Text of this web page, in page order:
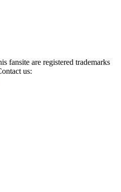
fansite are registered trademarks
us: